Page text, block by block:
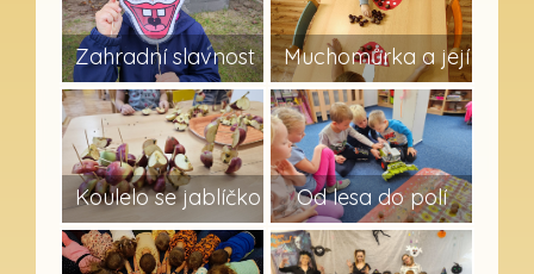
Zahradní slavnost Muchomůrka a její
Koulelo se jablíčko
9
Od lesa do polí
8
7 15